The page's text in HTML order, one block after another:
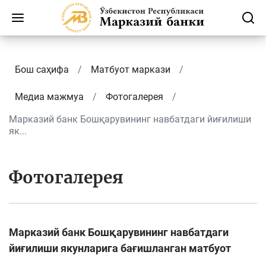
Бош саҳифа Матбуот маркази
Медиа мажмуа
Фотогалерея
Марказий банк Бошқарувининг навбатдаги йиғилиши
як...
Фотогалерея
Марказий банк Бошқарувининг навбатдаги
йиғилиши якунларига бағишланган матбуот